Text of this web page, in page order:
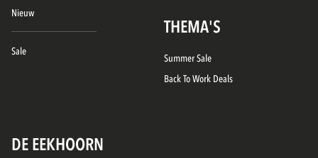
Nieuw
Sale
THEMA'S
Summer Sale
Back To Work Deals
DE EEKHOORN